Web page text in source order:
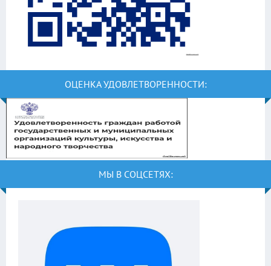
ОЦЕНКА УДОВЛЕТВОРЕННОСТИ:
МЫ В СОЦСЕТЯХ: